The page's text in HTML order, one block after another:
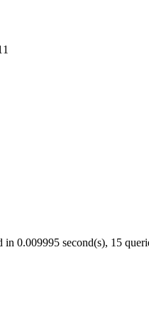
in 0.009995 second(s), 15